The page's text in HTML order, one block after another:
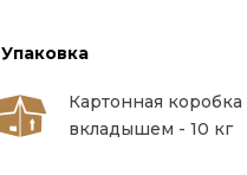
Упаковка
Картонная
вкладышем - 10 кг